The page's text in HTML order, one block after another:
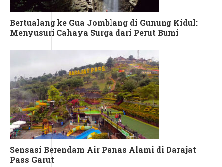
Bertualang ke Gua Jomblang di Gunung Kidul:
Menyusuri Cahaya Surga dari Perut Bumi
Sensasi Berendam Air Panas Alami di Darajat
Pass Garut